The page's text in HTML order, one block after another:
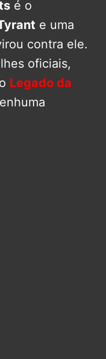
é o
e uma
contra ele.
oficiais,
Legado da